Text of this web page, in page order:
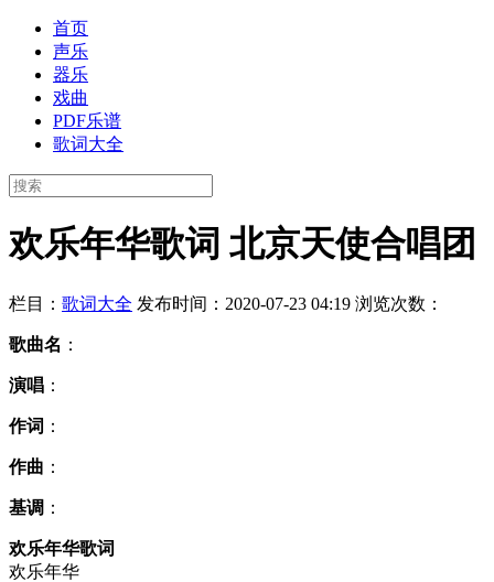
首页
声乐
器乐
戏曲
PDF乐谱
歌词大全
欢乐年华歌词 北京天使合唱团
栏目： 歌词大全 发布时间：2020-07-23 04:19 浏览次数：
歌曲名 ：
演唱 ：
作词 ：
作曲 ：
基调 ：
欢乐年华歌词
欢乐年华